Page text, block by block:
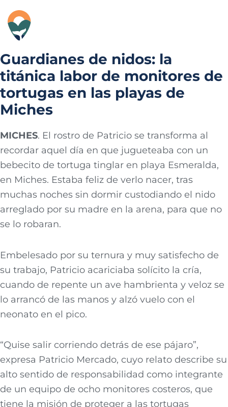
contenido
Guardianes de nidos: la
titánica labor de monitores de
tortugas en las playas de
Miches
MICHES. El rostro de Patricio se transforma al
recordar aquel día en que jugueteaba con un
bebecito de tortuga tinglar en playa Esmeralda,
en Miches. Estaba feliz de verlo nacer, tras
muchas noches sin dormir custodiando el nido
arreglado por su madre en la arena, para que no
se lo robaran.
Embelesado por su ternura y muy satisfecho de
su trabajo, Patricio acariciaba solícito la cría,
cuando de repente un ave hambrienta y veloz se
lo arrancó de las manos y alzó vuelo con el
neonato en el pico.
“Quise salir corriendo detrás de ese pájaro”,
expresa Patricio Mercado, cuyo relato describe su
alto sentido de responsabilidad como integrante
de un equipo de ocho monitores costeros, que
tiene la misión de proteger a las tortugas